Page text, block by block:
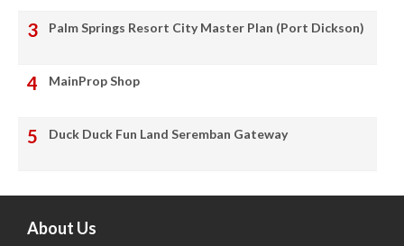
Palm Springs Resort City Master Plan (Port Dickson)
MainProp Shop
Duck Duck Fun Land Seremban Gateway
About Us